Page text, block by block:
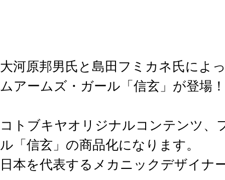
大河原邦男氏と島田フミカネ氏によ
ムアームズ・ガール「信玄」が登場！
コトブキヤオリジナルコンテンツ、
ル「信玄」の商品化になります。
日本を代表するメカニックデザイナ